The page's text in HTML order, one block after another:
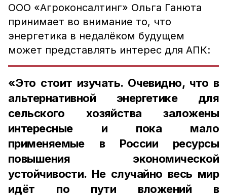
ООО «Агроконсалтинг» Ольга Ганюта
принимает во внимание то, что
энергетика в недалёком будущем
может представлять интерес для АПК:
«Это стоит изучать. Очевидно, что в
альтернативной энергетике для
сельского хозяйства заложены
интересные и пока мало
применяемые в России ресурсы
повышения экономической
устойчивости. Не случайно весь мир
идёт по пути вложений в